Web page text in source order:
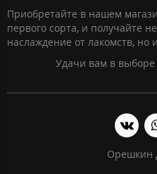
Приобретайте в нашем
первого сорта, и получайте
наслаждение от лакомств, но
Удачи вам в
Орешкин